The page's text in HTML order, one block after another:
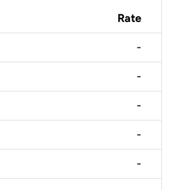
Rate
-
-
-
-
-